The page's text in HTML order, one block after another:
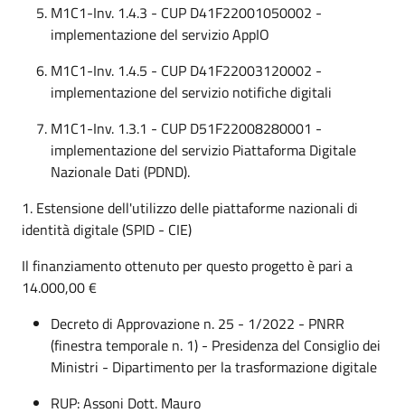
M1C1-Inv. 1.4.3 - CUP D41F22001050002 -
implementazione del servizio AppIO
M1C1-Inv. 1.4.5 - CUP D41F22003120002 -
implementazione del servizio notifiche digitali
M1C1-Inv. 1.3.1 - CUP D51F22008280001 -
implementazione del servizio Piattaforma Digitale
Nazionale Dati (PDND).
1. Estensione dell'utilizzo delle piattaforme nazionali di
identità digitale (SPID - CIE)
Il finanziamento ottenuto per questo progetto è pari a
14.000,00 €
Decreto di Approvazione n. 25 - 1/2022 - PNRR
(finestra temporale n. 1) - Presidenza del Consiglio dei
Ministri - Dipartimento per la trasformazione digitale
RUP: Assoni Dott. Mauro